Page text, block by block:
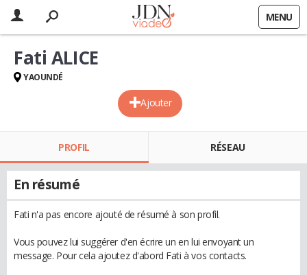
MENU
Ajouter
Fati ALICE
YAOUNDÉ
PROFIL RÉSEAU
En résumé
Fati n'a pas encore ajouté de résumé à son profil.
Vous pouvez lui suggérer d'en écrire un en lui envoyant un
message. Pour cela ajoutez d'abord Fati à vos contacts.